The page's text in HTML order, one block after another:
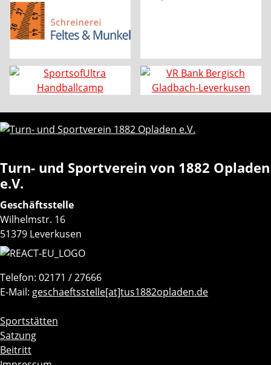
Turn- und Sportverein von 1882 Opladen
e.V.
Geschäftsstelle
Wilhelmstr. 16
51379 Leverkusen
Telefon: 02171 / 27666
E-Mail: geschaeftsstelle[at]tus1882opladen.de
Navigation
überspringen
Sportstätten
Satzung
Beitritt